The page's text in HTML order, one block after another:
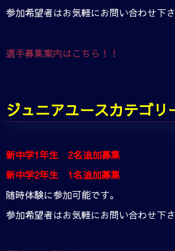
参加希望者はお気軽にお問い合わせ下さ
選手募集案内はこちら！！
ジュニアユースカテゴリ
新中学1年生 2名追加募集
新中学2年生 1名追加募集
随時体験に参加可能です。
参加希望者はお気軽にお問い合わせ下さ